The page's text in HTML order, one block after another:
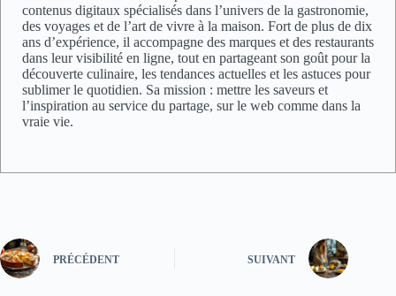
contenus digitaux spécialisés dans l’univers de la gastronomie,
des voyages et de l’art de vivre à la maison. Fort de plus de dix
ans d’expérience, il accompagne des marques et des restaurants
dans leur visibilité en ligne, tout en partageant son goût pour la
découverte culinaire, les tendances actuelles et les astuces pour
sublimer le quotidien. Sa mission : mettre les saveurs et
l’inspiration au service du partage, sur le web comme dans la
vraie vie.
PRÉCÉDENT SUIVANT